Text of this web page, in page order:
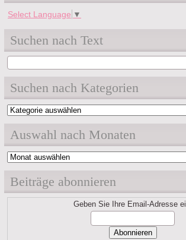
Select Language ▼
Suchen nach Text
Suchen nach Kategorien
Suchen
Kategorien
Auswahl nach Monaten
Auswahl
Monaten
Beiträge abonnieren
Geben Sie Ihre Email-Adresse